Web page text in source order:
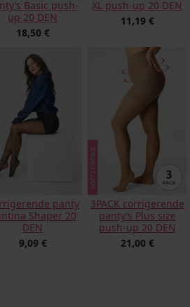
Basic push-
up 20 DEN
18,50 €
XL push-up 20 DEN
11,19 €
panty
Shaper 20
DEN
9,09 €
3PACK corrigerende
panty’s Plus size
push-up 20 DEN
21,00 €